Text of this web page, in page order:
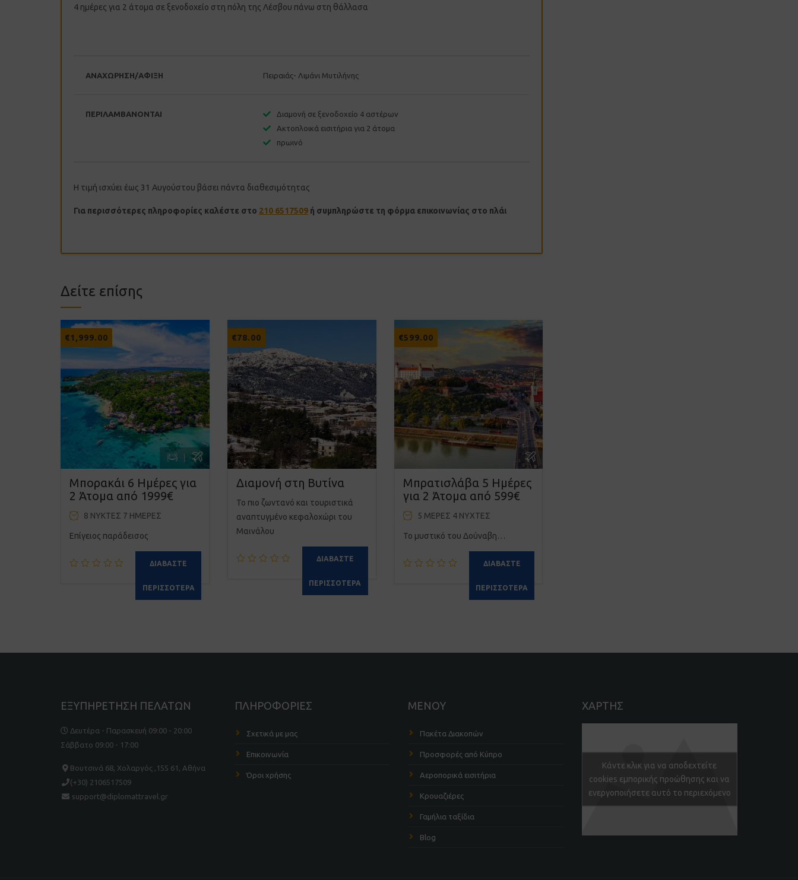
4 ημέρες για 2 άτομα σε ξενοδοχείο στη πόλη της Λέσβου πάνω στη θάλλασα
ΑΝΑΧΩΡΗΣΗ/ΑΦΙΞΗ Πειραιάς- Λιμάνι Μυτιλήνης
ΠΕΡΙΛΑΜΒΑΝΟΝΤΑΙ
Διαμονή σε ξενοδοχείο 4 αστέρων
Ακτοπλοικά εισιτήρια για 2 άτομα
πρωινό
Η τιμή ισχύει έως 31 Αυγούστου βάσει πάντα διαθεσιμότητας
Για περισσότερες πληροφορίες καλέστε στο 210 6517509 ή συμπληρώστε τη φόρμα επικοινωνίας στο πλάι
Δείτε επίσης
€1,999.00
Μπορακάι 6 Ημέρες για
2 Άτομα από 1999€
8 ΝΎΚΤΕΣ 7 ΗΜΈΡΕΣ
Eπίγειος παράδεισος
ΔΙΑΒΆΣΤΕ
ΠΕΡΙΣΣΌΤΕΡΑ
€78.00
Διαμονή στη Βυτίνα
Το πιο ζωντανό και τουριστικά
αναπτυγμένο κεφαλοχώρι του
Μαινάλου
ΔΙΑΒΆΣΤΕ
ΠΕΡΙΣΣΌΤΕΡΑ
€599.00
Μπρατισλάβα 5 Ημέρες
για 2 Άτομα από 599€
5 ΜΈΡΕΣ 4 ΝΎΧΤΕΣ
Το μυστικό του Δούναβη…
ΔΙΑΒΆΣΤΕ
ΠΕΡΙΣΣΌΤΕΡΑ
ΕΞΥΠΗΡΕΤΗΣΗ ΠΕΛΑΤΩΝ
Δευτέρα - Παρασκευή 09:00 - 20:00
Σάββατο 09:00 - 17:00
Βουτσινά 68, Χολαργός ,155 61, Αθήνα
(+30) 2106517509
support@diplomattravel.gr
ΠΛΗΡΟΦΟΡΙΕΣ
Σχετικά με μας
Επικοινωνία
Όροι χρήσης
ΜΕΝΟΥ
Πακέτα Διακοπών
Προσφορές από Κύπρο
Αεροπορικά εισιτήρια
Κρουαζιέρες
Γαμήλια ταξίδια
Blog
ΧΑΡΤΗΣ
Κάντε κλικ για να αποδεχτείτε
cookies εμπορικής προώθησης και να
ενεργοποιήσετε αυτό το περιεχόμενο